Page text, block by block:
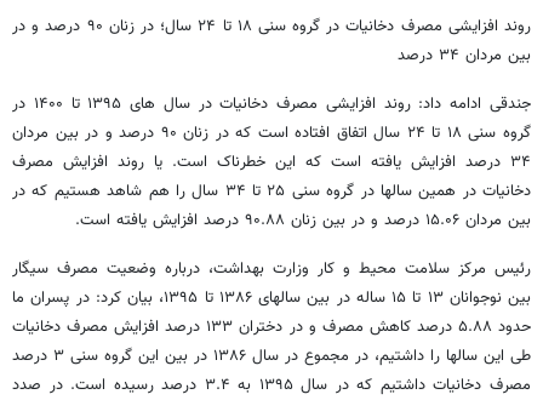
روند افزایشی مصرف دخانیات در گروه سنی ۱۸ تا ۲۴ سال؛ در زنان ۹۰ درصد و در
بین مردان ۳۴ درصد
جندقی ادامه داد: روند افزایشی مصرف دخانیات در سال های ۱۳۹۵ تا ۱۴۰۰ در
گروه سنی ۱۸ تا ۲۴ سال اتفاق افتاده است که در زنان ۹۰ درصد و در بین مردان
۳۴ درصد افزایش یافته است که این خطرناک است‌. یا روند افزایش مصرف
دخانیات در همین سالها در گروه سنی ۲۵ تا ۳۴ سال را هم شاهد هستیم که در
بین مردان ۱۵.۰۶ درصد و در بین زنان ۹۰.۸۸ درصد افزایش یافته است.
رئیس مرکز سلامت محیط و کار وزارت بهداشت، درباره وضعیت مصرف سیگار
بین نوجوانان ۱۳ تا ۱۵ ساله در بین سالهای ۱۳۸۶ تا ۱۳۹۵، بیان کرد: در پسران ما
حدود ۵.۸۸ درصد کاهش مصرف و در دختران ۱۳۳ درصد افزایش مصرف دخانیات
طی این سالها را داشتیم‌، در مجموع در سال ۱۳۸۶ در بین این گروه سنی ۳ درصد
مصرف دخانیات داشتیم که در سال ۱۳۹۵ به ۳.۴ درصد رسیده است. در صدد